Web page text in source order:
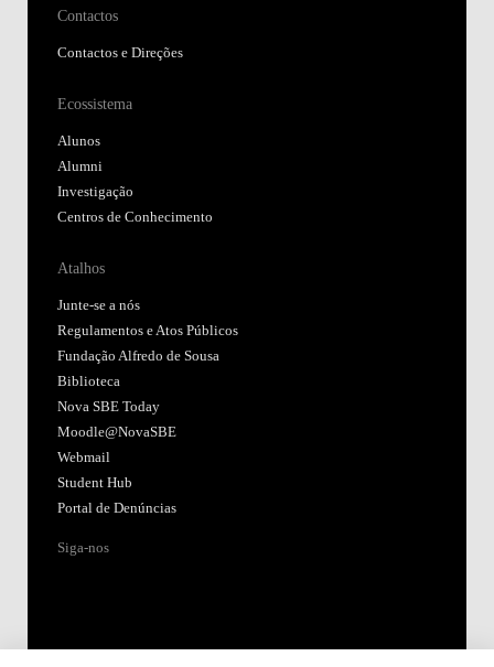
Contactos
Contactos e Direções
Ecossistema
Alunos
Alumni
Investigação
Centros de Conhecimento
Atalhos
Junte-se a nós
Regulamentos e Atos Públicos
Fundação Alfredo de Sousa
Biblioteca
Nova SBE Today
Moodle@NovaSBE
Webmail
Student Hub
Portal de Denúncias
Siga-nos